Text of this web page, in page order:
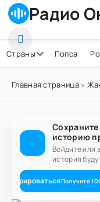
Радио
Страны Попса
Главная страница»
историю
Войдите или
история
Получите